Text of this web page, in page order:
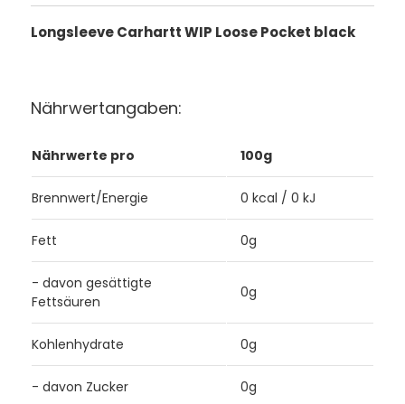
Longsleeve Carhartt WIP Loose Pocket black
Nährwertangaben:
Nährwerte pro 100g
Brennwert/Energie 0 kcal / 0 kJ
Fett 0g
- davon gesättigte
Fettsäuren
0g
Kohlenhydrate 0g
- davon Zucker 0g